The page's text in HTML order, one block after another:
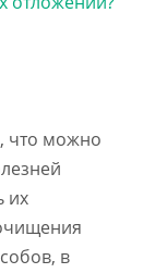
что можно
их
в